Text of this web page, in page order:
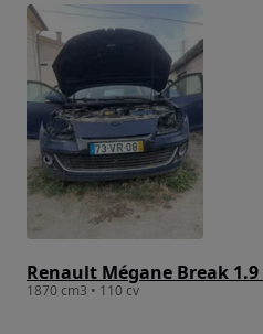
Renault Mégane Break 1.9
1870 cm3 • 110 cv